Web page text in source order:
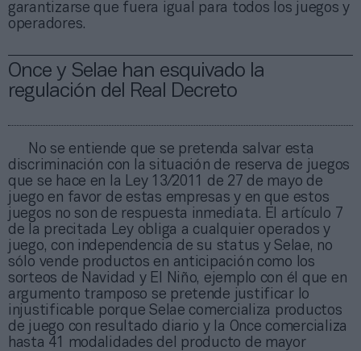
garantizarse que fuera igual para todos los juegos y
operadores.
Once y Selae han esquivado la
regulación del Real Decreto
No se entiende que se pretenda salvar esta
discriminación con la situación de reserva de juegos
que se hace en la Ley 13/2011 de 27 de mayo de
juego en favor de estas empresas y en que estos
juegos no son de respuesta inmediata. El artículo 7
de la precitada Ley obliga a cualquier operados y
juego, con independencia de su status y Selae, no
sólo vende productos en anticipación como los
sorteos de Navidad y El Niño, ejemplo con él que en
argumento tramposo se pretende justificar lo
injustificable porque Selae comercializa productos
de juego con resultado diario y la Once comercializa
hasta 41 modalidades del producto de mayor